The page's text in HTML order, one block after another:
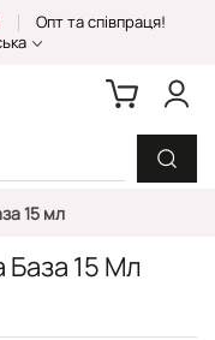
Опт та співпраця!
15 мл
15 Мл